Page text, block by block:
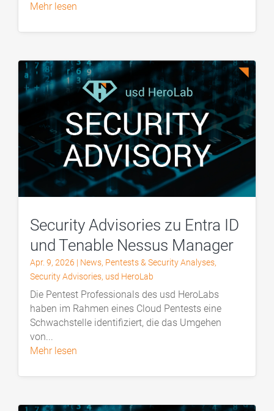
mehr lesen
Security Advisories zu Entra ID
und Tenable Nessus Manager
Apr. 9, 2026 | News, Pentests & Security Analyses,
Security Advisories, usd HeroLab
Die Pentest Professionals des usd HeroLabs
haben im Rahmen eines Cloud Pentests eine
Schwachstelle identifiziert, die das Umgehen
von...
mehr lesen